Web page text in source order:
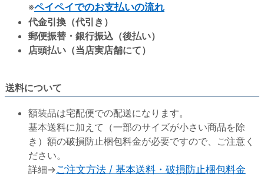
※ペイペイでのお支払いの流れ
代金引換（代引き）
郵便振替・銀行振込（後払い）
店頭払い（当店実店舗にて）
送料について
額装品は宅配便での配送になります。
基本送料に加えて（一部のサイズが小さい商品を除
き）額の破損防止梱包料金が必要ですので、ご注意く
ださい。
詳細→ご注文方法 / 基本送料・破損防止梱包料金